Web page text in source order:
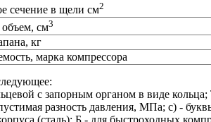
сечение в щели см2
см3
кг
марка компрессора
с запорным органом в виде
разность давления, МПа; c) -